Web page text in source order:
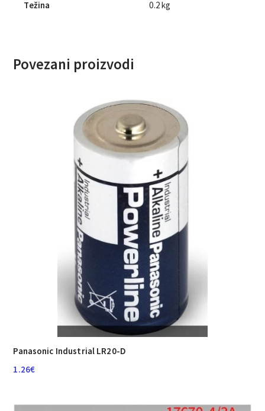
Težina 0.2 kg
Povezani proizvodi
Panasonic Industrial LR20-D
1.26€